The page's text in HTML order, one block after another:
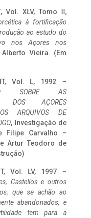
Vol. XLV, Tomo II,
à fortificação
ao estudo do
nos Açores nos
Alberto Vieira. (Em
Vol. L, 1992 –
SOBRE AS
DOS AÇORES
ARQUIVOS DE
, Investigação de
Filipe Carvalho –
Artur Teodoro de
Vol. LV, 1997 –
Castellos e outros
que se achão ao
abandonados, e
tem para a